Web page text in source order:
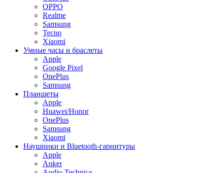
OPPO
Realme
Samsung
Tecno
Xiaomi
Умные часы и браслеты
Apple
Google Pixel
OnePlus
Samsung
Планшеты
Apple
Huawei/Honor
OnePlus
Samsung
Xiaomi
Наушники и Bluetooth-гарнитуры
Apple
Anker